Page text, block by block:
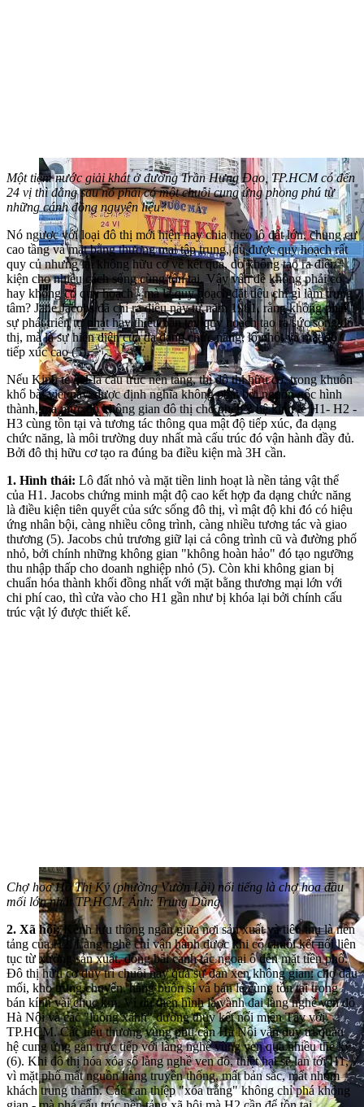
Một tiệm nước giải khát ở đường Trần Hưng Đạo, TP.HCM có đến
24 vị thì đằng sau nó phải có một chuỗi cung ứng phong phú từ
những cánh đồng nguyên liệu?
Nó ngược với loại đô thị mới hiện nay chia theo lô đất lớn, chung cư
cao tầng và mặt bằng thương mại tập trung, dù được quy hoạch rất
quy củ nhưng lại không hữu cơ về kết quả, do không tạo ra điều
kiện cho nhiều cách sống cùng tồn tại. Vậy vấn đề không phải có
hay không có quy hoạch - mà là quy hoạch đặt tiêu chí gì làm trung
tâm? Jane Jacobs đã chỉ ra điều này từ năm 1961, rằng không phải
sự phát triển tự phát hay thiếu bàn tay quy hoạch tạo ra sức sống đô
thị, mà là sự hiện diện của đa dạng chức năng, lô nhỏ, và mật độ
tiếp xúc cao (5).
Nếu Kinh tế 3H là cấu trúc nền tảng, thì đô thị hữu cơ, trong khuôn
khổ bài viết này, được định nghĩa không phải bởi nguồn gốc hình
thành, mà mức độ không gian đô thị cho phép 3 hệ kinh tế H1- H2 -
H3 cùng tồn tại và tương tác thông qua mật độ tiếp xúc, đa dạng
chức năng, là môi trường duy nhất mà cấu trúc đó vận hành đầy đủ.
Bởi đô thị hữu cơ tạo ra đúng ba điều kiện mà 3H cần.
1. Hình thái: Lô đất nhỏ và mặt tiền linh hoạt là nền tảng vật thể
của H1. Jacobs chứng minh mật độ cao kết hợp đa dạng chức năng
là điều kiện tiên quyết của sức sống đô thị, vì mật độ khi đó có hiệu
ứng nhân bội, càng nhiều công trình, càng nhiều tương tác và giao
thương (5). Jacobs chủ trương giữ lại cả công trình cũ và đường phố
nhỏ, bởi chính những không gian "không hoàn hảo" đó tạo ngưỡng
thu nhập thấp cho doanh nghiệp nhỏ (5). Còn khi không gian bị
chuẩn hóa thành khối đồng nhất với mặt bằng thương mại lớn với
chi phí cao, thì cửa vào cho H1 gần như bị khóa lại bởi chính cấu
trúc vật lý được thiết kế.
Chợ hoa Hồ Thị Kỷ (phường Vườn Lài) nổi tiếng là chợ hoa đầu
mối lớn nhất TP.HCM. Ảnh: Trung Dũng
2. Xã hội:Kênh lưu thông ngắn giữa nơi sản xuất và tiêu thụ là nền
tảng của H2. Làng nghề chỉ vận hành được khi có chuỗi kết nối liên
tục từ xưởng sản xuất, đồng bãi canh tác ngoại ô đến mặt tiền phố.
Đô thị hữu cơ duy trì chuỗi này qua sự đan xen không gian: chợ đầu
mối, kho trung chuyển, hàng buôn sỉ và bán lẻ cùng tồn tại trong
bán kính vài chục km. Ví dụ điển hình là vành đai làng nghề ven đô
Hà Nội và các "luồng xanh" đường thủy kết nối miền Tây với
TP.HCM. Các tiểu thương vùng phụ cận Hà Nội vẫn duy trì quan
hệ cung ứng gắn trực tiếp với làng nghề vùng ven qua nhiều thế kỷ
(6). Khi đô thị hóa xóa sổ làng nghề ven đô, thiệt hại sẽ lan tới H1,
vì mặt phố mất nguồn hàng truyền thống, mất bản sắc, mất nhóm
khách trung thành. Các can thiệp "xóa trắng" không chỉ phá không